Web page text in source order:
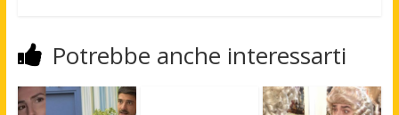
Potrebbe anche interessarti